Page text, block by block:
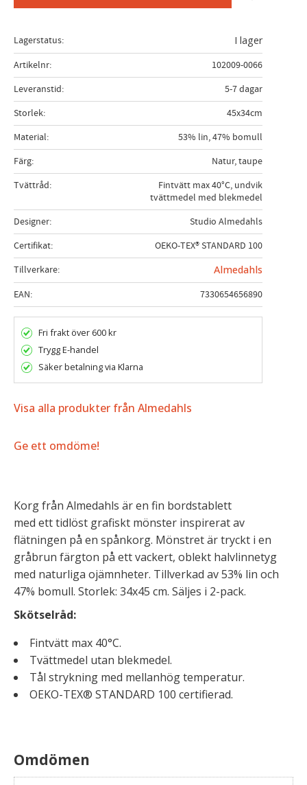
Lagerstatus
I lager
Artikelnr
102009-0066
Leveranstid
5-7 dagar
Storlek
45x34cm
Material
53% lin, 47% bomull
Färg
Natur, taupe
Tvättråd
Fintvätt max 40°C, undvik
tvättmedel med blekmedel
Designer
Studio Almedahls
Certifikat
OEKO-TEX® STANDARD 100
Tillverkare
Almedahls
EAN
7330654656890
Fri frakt över 600 kr
Trygg E-handel
Säker betalning via Klarna
Visa alla produkter från Almedahls
Ge ett omdöme!
Korg från Almedahls är en fin bordstablett
med ett tidlöst grafiskt mönster inspirerat av
flätningen på en spånkorg. Mönstret är tryckt i en
gråbrun färgton på ett vackert, oblekt halvlinnetyg
med naturliga ojämnheter. Tillverkad av 53% lin och
47% bomull. Storlek: 34x45 cm. Säljes i 2-pack.
Skötselråd:
Fintvätt max 40°C.
Tvättmedel utan blekmedel.
Tål strykning med mellanhög temperatur.
OEKO-TEX® STANDARD 100 certifierad.
Omdömen